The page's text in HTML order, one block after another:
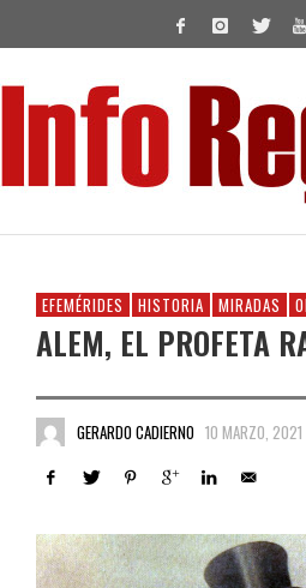
EFEMÉRIDES HISTORIA MIRADAS
ALEM, EL PROFETA
GERARDO CADIERNO 10 MARZO, 2021